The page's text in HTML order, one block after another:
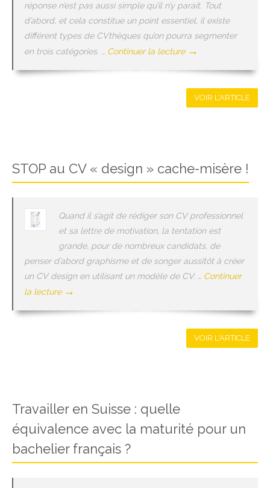
réponse n’est pas aussi simple qu’il n’y parait. Tout
d’abord, et cela constitue un point essentiel, il existe
différent types de CVthèques qu’on pourra segmenter
en trois catégories. … Continuer la lecture →
VOIR L'ARTICLE
STOP au CV « design » cache-misère !
Quand il s’agit de rédiger son CV professionnel
et sa lettre de motivation, la tentation est
grande, pour de nombreux candidats, de
penser d’abord graphisme et de songer aussitôt à créer
un CV design en utilisant un modèle de CV. … Continuer
la lecture →
VOIR L'ARTICLE
Travailler en Suisse : quelle
équivalence avec la maturité pour un
bachelier français ?